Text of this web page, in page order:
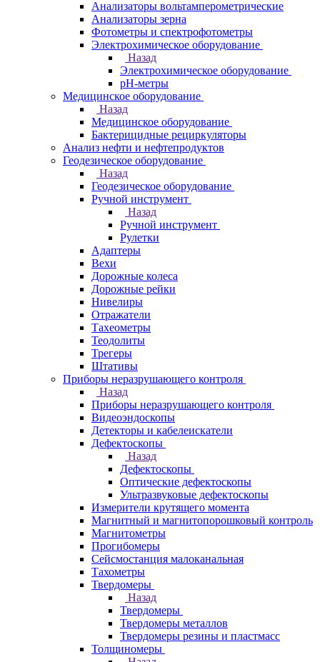
Анализаторы вольтамперометрические
Анализаторы зерна
Фотометры и спектрофотометры
Электрохимическое оборудование
Назад
Электрохимическое оборудование
pH-метры
Медицинское оборудование
Назад
Медицинское оборудование
Бактерицидные рециркуляторы
Анализ нефти и нефтепродуктов
Геодезическое оборудование
Назад
Геодезическое оборудование
Ручной инструмент
Назад
Ручной инструмент
Рулетки
Адаптеры
Вехи
Дорожные колеса
Дорожные рейки
Нивелиры
Отражатели
Тахеометры
Теодолиты
Трегеры
Штативы
Приборы неразрушающего контроля
Назад
Приборы неразрушающего контроля
Видеоэндоскопы
Детекторы и кабелеискатели
Дефектоскопы
Назад
Дефектоскопы
Оптические дефектоскопы
Ультразвуковые дефектоскопы
Измерители крутящего момента
Магнитный и магнитопорошковый контроль
Магнитометры
Прогибомеры
Сейсмостанция малоканальная
Тахометры
Твердомеры
Назад
Твердомеры
Твердомеры металлов
Твердомеры резины и пластмасс
Толщиномеры